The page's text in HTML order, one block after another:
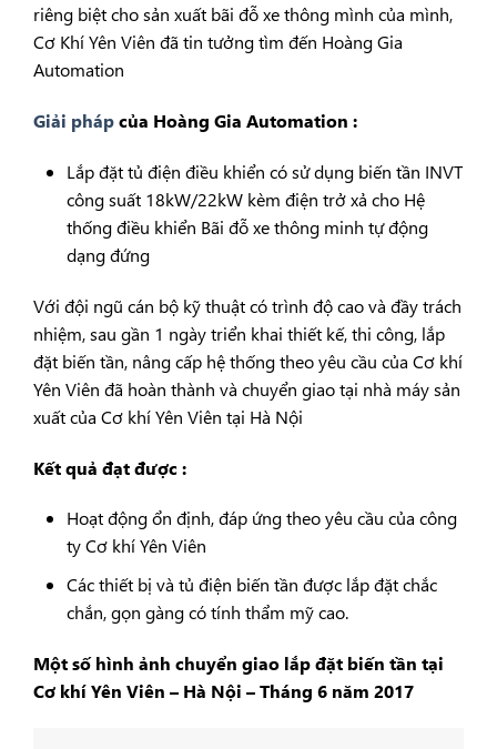
riêng biệt cho sản xuất bãi đỗ xe thông mình của mình,
Cơ Khí Yên Viên đã tin tưởng tìm đến Hoàng Gia
Automation
Giải phápcủa Hoàng Gia Automation :
Lắp đặt tủ điện điều khiển có sử dụng biến tần INVT
công suất 18kW/22kW kèm điện trở xả cho Hệ
thống điều khiển Bãi đỗ xe thông minh tự động
dạng đứng
Với đội ngũ cán bộ kỹ thuật có trình độ cao và đầy trách
nhiệm, sau gần 1 ngày triển khai thiết kế, thi công, lắp
đặt biến tần, nâng cấp hệ thống theo yêu cầu của Cơ khí
Yên Viên đã hoàn thành và chuyển giao tại nhà máy sản
xuất của Cơ khí Yên Viên tại Hà Nội
Kết quả đạt được :
Hoạt động ổn định, đáp ứng theo yêu cầu của công
ty Cơ khí Yên Viên
Các thiết bị và tủ điện biến tần được lắp đặt chắc
chắn, gọn gàng có tính thẩm mỹ cao.
Một số hình ảnh chuyển giao lắp đặt biến tần tại
Cơ khí Yên Viên – Hà Nội – Tháng 6 năm 2017